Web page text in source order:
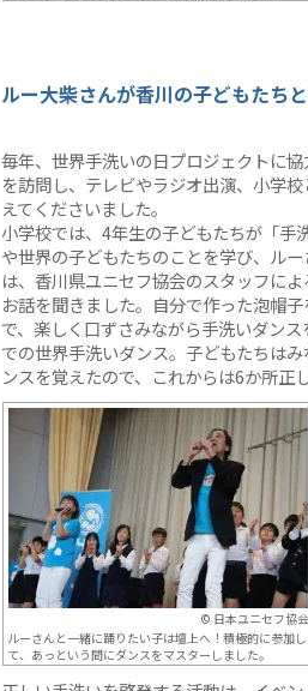
ルー大柴さんが香川の子どもたち
毎年、世界手洗いの日プロジェクトに
を訪問し、テレビやラジオ出演、小学
えてくださいました。
小学校では、4年生の子どもたちが「手
や世界の子どもたちのことを学び、ル
は、香川県ユニセフ協会のスタッフに
お話を聞きました。自分で作った泡帽
で、楽しく口ずさみながら手洗いダン
での世界手洗いダンス。子どもたちは
ンスを覚えたので、これからは6か所正
© 日本ユニセフ協会
ルーさんと一緒に踊りたい子は壇上へ！積極的に参加し
て、あっという間にダンスをマスターしました。